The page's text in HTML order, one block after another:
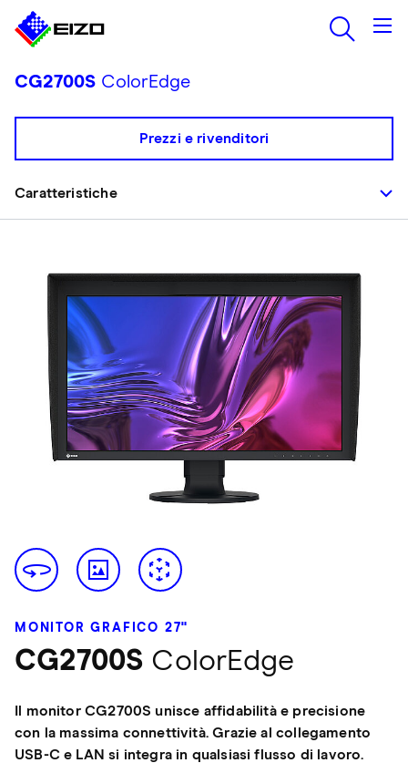
CG2700S ColorEdge
Caratteristiche
Prezzi e rivenditori
MONITOR GRAFICO 27"
CG2700S ColorEdge
Il monitor CG2700S unisce affidabilità e precisione
con la massima connettività. Grazie al collegamento
USB-C e LAN si integra in qualsiasi flusso di lavoro.